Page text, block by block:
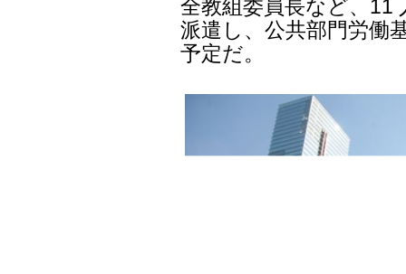
公共輸送労組連盟、全
所属している民主労
化阻止、社会公共性